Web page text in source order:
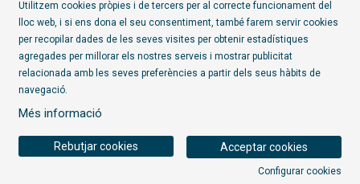
Subscriu-te al butlletí
Sitemap |
Ús de Cookies | Transparència
Utilitzem cookies pròpies i de tercers per al correcte funcionament del
lloc web, i si ens dona el seu consentiment, també farem servir cookies
per recopilar dades de les seves visites per obtenir estadístiques
agregades per millorar els nostres serveis i mostrar publicitat
relacionada amb les seves preferències a partir dels seus hàbits de
navegació.
Més informació
Acceptar cookies
Rebutjar cookies
Configurar cookies